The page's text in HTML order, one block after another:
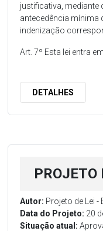
justificativa,
antecedência mínima
indenização
Art. 7º Esta lei entra
DETALHES
Autor: Projeto de Lei -
Data do Projeto: 20
Situação atual: